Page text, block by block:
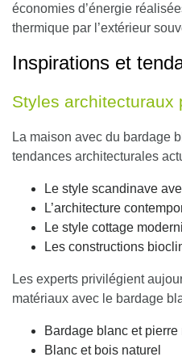
économies d’énergie
thermique par l’extérieur
Inspirations et
Styles architecturaux
La maison avec du bardage
tendances architecturales
Le style scandinave
L’architecture
Le style cottage
Les constructions
Les experts privilégient
matériaux avec le bardage
Bardage blanc et pierre
Blanc et bois naturel